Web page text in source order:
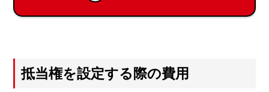
抵当権を設定する際の費用